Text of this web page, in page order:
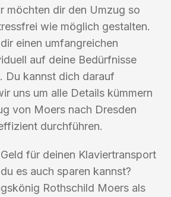
möchten dir den Umzug so
wie möglich gestalten.
einen umfangreichen
auf deine Bedürfnisse
Du kannst dich darauf
uns um alle Details kümmern
von Moers nach Dresden
durchführen.
für deinen Klaviertransport
es auch sparen kannst?
Rothschild Moers als